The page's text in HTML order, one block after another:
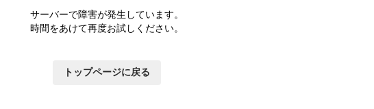
サーバーで障害が発生しています。
時間をあけて再度お試しください。
トップページに戻る